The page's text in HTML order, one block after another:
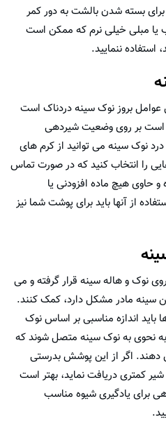
بسته شدن بالشت به دور کمر
یا مبلی خیلی نرم که ممکن است
ننمایید.
بروز نوک سینه دردناک است
است بر روی وضعیت شیردهی
درد نوک سینه می توانید از کرم های
را انتخاب کنید که در صورت تماس
حاوی هیچ ماده افزودنی یا
از آنها باید برای پوشت شما نیز
نوک و هاله سینه قرار گرفته و می
سینه مادر مشکل دارد، کمک کنند.
باید اندازه مناسبی بر اساس نوک
به نحوی به نوک سینه متصل شوند که
دهند. اگر از این پوشش بدرستی
کمتری دریافت نماید، بهتر است
برای یادگیری شیوه مناسب